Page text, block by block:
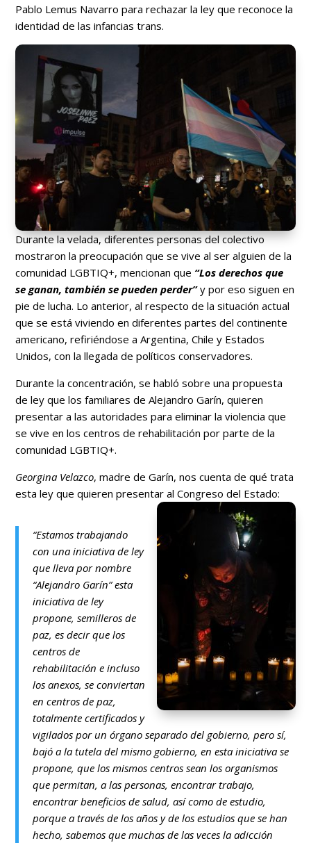
Pablo Lemus Navarro para rechazar la ley que reconoce la
identidad de las infancias trans.
Durante la velada, diferentes personas del colectivo
mostraron la preocupación que se vive al ser alguien de la
comunidad LGBTIQ+, mencionan que “Los derechos que
se ganan, también se pueden perder” y por eso siguen en
pie de lucha. Lo anterior, al respecto de la situación actual
que se está viviendo en diferentes partes del continente
americano, refiriéndose a Argentina, Chile y Estados
Unidos, con la llegada de políticos conservadores.
Durante la concentración, se habló sobre una propuesta
de ley que los familiares de Alejandro Garín, quieren
presentar a las autoridades para eliminar la violencia que
se vive en los centros de rehabilitación por parte de la
comunidad LGBTIQ+.
Georgina Velazco, madre de Garín, nos cuenta de qué trata
esta ley que quieren presentar al Congreso del Estado:
“Estamos trabajando
con una iniciativa de ley
que lleva por nombre
“Alejandro Garín” esta
iniciativa de ley
propone, semilleros de
paz, es decir que los
centros de
rehabilitación e incluso
los anexos, se conviertan
en centros de paz,
totalmente certificados y
vigilados por un órgano separado del gobierno, pero sí,
bajó a la tutela del mismo gobierno, en esta iniciativa se
propone, que los mismos centros sean los organismos
que permitan, a las personas, encontrar trabajo,
encontrar beneficios de salud, así como de estudio,
porque a través de los años y de los estudios que se han
hecho, sabemos que muchas de las veces la adicción